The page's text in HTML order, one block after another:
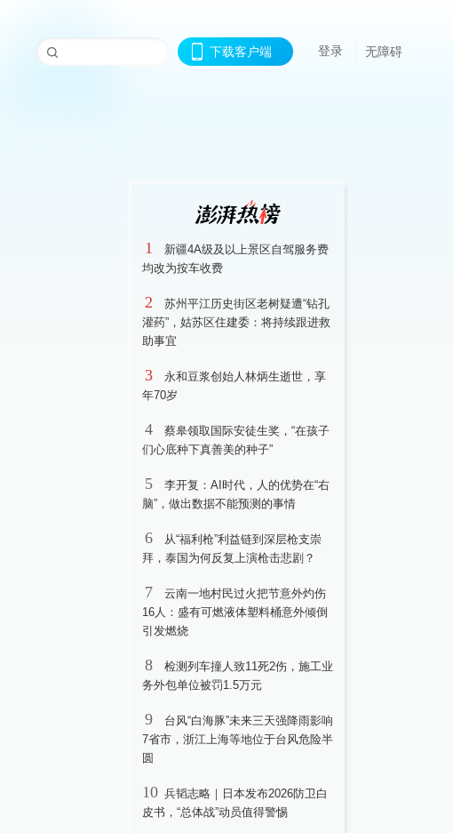
下载客户端 登录 无障碍
1
新疆4A级及以上景区自驾服务费
均改为按车收费
2
苏州平江历史街区老树疑遭“钻孔
灌药”，姑苏区住建委：将持续跟进救
助事宜
3
永和豆浆创始人林炳生逝世，享
年70岁
4
蔡皋领取国际安徒生奖，“在孩子
们心底种下真善美的种子”
5
李开复：AI时代，人的优势在“右
脑”，做出数据不能预测的事情
6
从“福利枪”利益链到深层枪支崇
拜，泰国为何反复上演枪击悲剧？
7
云南一地村民过火把节意外灼伤
16人：盛有可燃液体塑料桶意外倾倒
引发燃烧
8
检测列车撞人致11死2伤，施工业
务外包单位被罚1.5万元
9
台风“白海豚”未来三天强降雨影响
7省市，浙江上海等地位于台风危险半
圆
10 兵韬志略｜日本发布2026防卫白
皮书，“总体战”动员值得警惕